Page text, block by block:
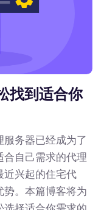
找到适合你
务器已经成为了
自己需求的代理
近兴起的住宅代
。本篇博客将为